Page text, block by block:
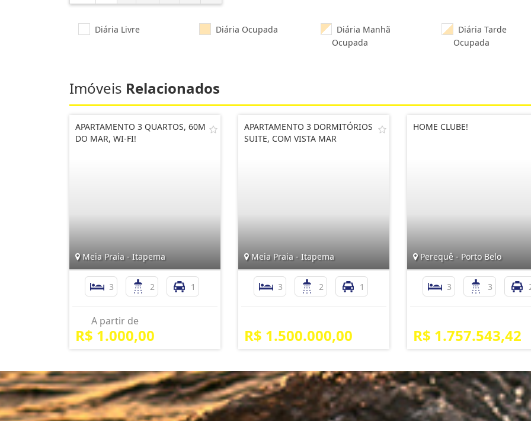
Diária Livre Diária Ocupada
Diária Manhã
Ocupada
Diária Tarde
Ocupada
Imóveis Relacionados
APARTAMENTO 3 QUARTOS, 60M
DO MAR, WI-FI!
Meia Praia - Itapema
3 2 1
A partir de
R$ 1.000,00
APARTAMENTO 3 DORMITÓRIOS
SUITE, COM VISTA MAR
Meia Praia - Itapema
3 2 1
R$ 1.500.000,00
HOME CLUBE!
Perequê - Porto Belo
3 3
R$ 1.757.543,42